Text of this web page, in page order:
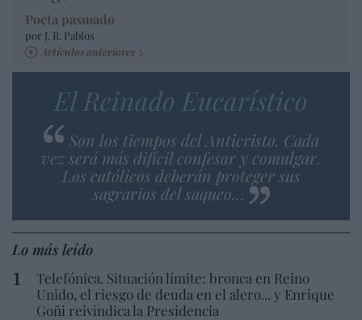
Poeta pasmado
por J. R. Pablos
Artículos anteriores
El Reinado Eucarístico
Son los tiempos del Anticristo. Cada
vez será más difícil confesar y comulgar.
Los católicos deberán proteger sus
sagrarios del saqueo…
Lo más leído
Telefónica. Situación límite: bronca en Reino
Unido, el riesgo de deuda en el alero... y Enrique
Goñi reivindica la Presidencia